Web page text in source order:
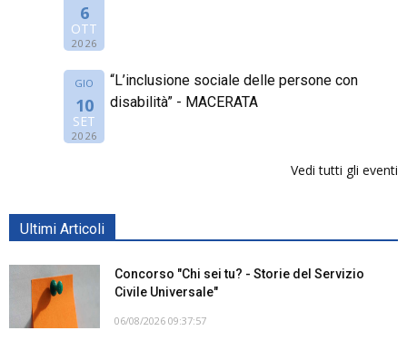
6
OTT
2026
GIO
10
SET
2026
“L’inclusione sociale delle persone con
disabilità” - MACERATA
Vedi tutti gli eventi
Ultimi Articoli
Concorso "Chi sei tu? - Storie del Servizio
Civile Universale"
06/08/2026 09:37:57